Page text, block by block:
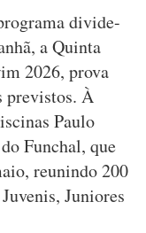
divide-
a Quinta
2026, prova
previstos. À
Paulo
Funchal, que
reunindo 200
Juniores